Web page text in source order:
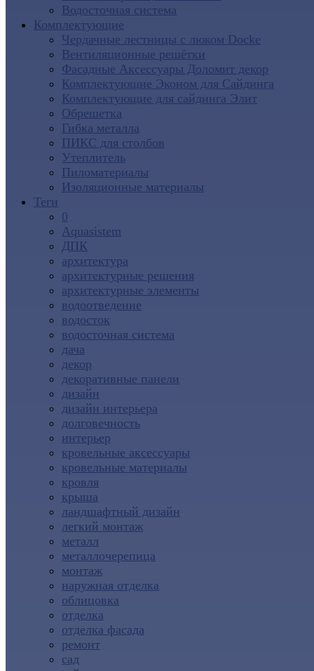
Водосточная система
Комплектующие
Чердачные лестницы с люком Docke
Вентиляционные решётки
Фасадные Аксессуары Доломит декор
Комплектующие Эконом для Сайдинга
Комплектующие для cайдинга Элит
Обрешетка
Гибка металла
ПИКС для столбов
Утеплитель
Пиломатериалы
Изоляционные материалы
Теги
0
Aquasistem
ДПК
архитектура
архитектурные решения
архитектурные элементы
водоотведение
водосток
водосточная система
дача
декор
декоративные панели
дизайн
дизайн интерьера
долговечность
интерьер
кровельные аксессуары
кровельные материалы
кровля
крыша
ландшафтный дизайн
легкий монтаж
металл
металлочерепица
монтаж
наружная отделка
облицовка
отделка
отделка фасада
ремонт
сад